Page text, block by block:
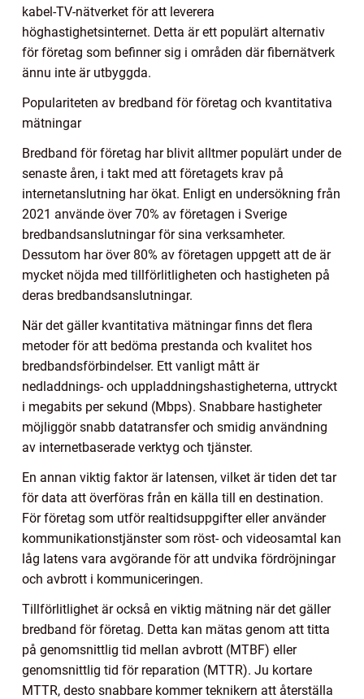
kabel-TV-nätverket för att leverera
höghastighetsinternet. Detta är ett populärt alternativ
för företag som befinner sig i områden där fibernätverk
ännu inte är utbyggda.
Populariteten av bredband för företag och kvantitativa
mätningar
Bredband för företag har blivit alltmer populärt under de
senaste åren, i takt med att företagets krav på
internetanslutning har ökat. Enligt en undersökning från
2021 använde över 70% av företagen i Sverige
bredbandsanslutningar för sina verksamheter.
Dessutom har över 80% av företagen uppgett att de är
mycket nöjda med tillförlitligheten och hastigheten på
deras bredbandsanslutningar.
När det gäller kvantitativa mätningar finns det flera
metoder för att bedöma prestanda och kvalitet hos
bredbandsförbindelser. Ett vanligt mått är
nedladdnings- och uppladdningshastigheterna, uttryckt
i megabits per sekund (Mbps). Snabbare hastigheter
möjliggör snabb datatransfer och smidig användning
av internetbaserade verktyg och tjänster.
En annan viktig faktor är latensen, vilket är tiden det tar
för data att överföras från en källa till en destination.
För företag som utför realtidsuppgifter eller använder
kommunikationstjänster som röst- och videosamtal kan
låg latens vara avgörande för att undvika fördröjningar
och avbrott i kommuniceringen.
Tillförlitlighet är också en viktig mätning när det gäller
bredband för företag. Detta kan mätas genom att titta
på genomsnittlig tid mellan avbrott (MTBF) eller
genomsnittlig tid för reparation (MTTR). Ju kortare
MTTR, desto snabbare kommer teknikern att återställa